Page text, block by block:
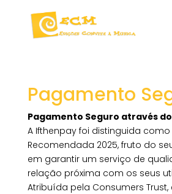
Pagamento
Pagamento Seguro através
A Ifthenpay foi distinguida
Recomendada 2025, fruto do
em garantir um serviço de
relação próxima com os seus
Atribuída pela Consumers